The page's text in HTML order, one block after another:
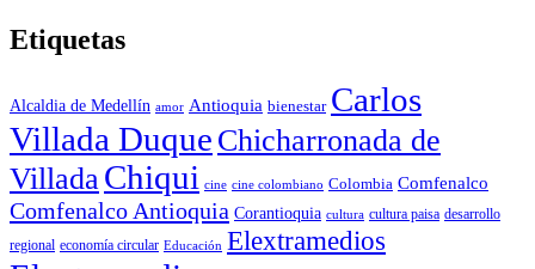
Etiquetas
Alcaldia de Medellín amor Antioquia bienestar Carlos
Villada Duque Chicharronada de
Villada Chiqui cine cine colombiano Colombia Comfenalco
Comfenalco Antioquia Corantioquia cultura cultura paisa desarrollo
regional economía circular Educación Elextramedios